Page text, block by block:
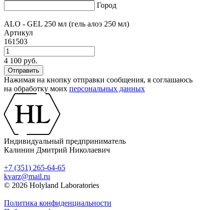
Город
ALO - GEL 250 мл (гель алоэ 250 мл)
Артикул
161503
4 100 руб.
Нажимая на кнопку отправки сообщения, я соглашаюсь
на обработку моих персональных данных
Индивидуальный предприниматель
Калинин Дмитрий Николаевич
+7 (351) 265-64-65
kvarz@mail.ru
© 2026 Holyland Laboratories
Политика конфиденциальности